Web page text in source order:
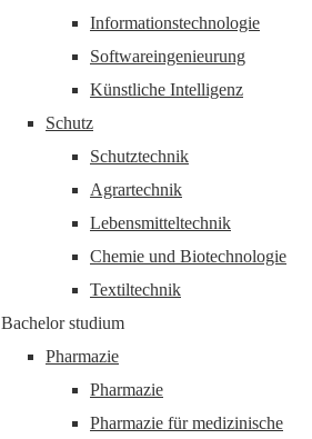
Informationstechnologie
Softwareingenieurung
Künstliche Intelligenz
Schutz
Schutztechnik
Agrartechnik
Lebensmitteltechnik
Chemie und Biotechnologie
Textiltechnik
Bachelor studium
Pharmazie
Pharmazie
Pharmazie für medizinische